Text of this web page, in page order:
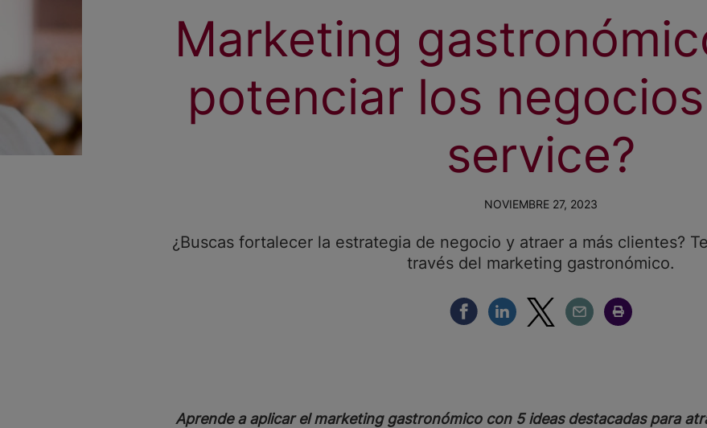
Marketing
potenciar los
service?
NOVIEMBRE 27, 2023
¿Buscas fortalecer la estrategia de negocio y atraer a más clientes?
través del marketing gastronómico.
Compartir Facebook
Compartir Linkedin
Compartir Twitter
Compartir Email
Compartir
Aprende a aplicar el marketing gastronómico con 5 ideas destacadas para